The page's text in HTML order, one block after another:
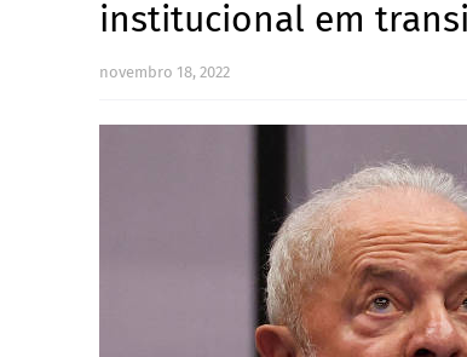
institucional em
novembro 18, 2022